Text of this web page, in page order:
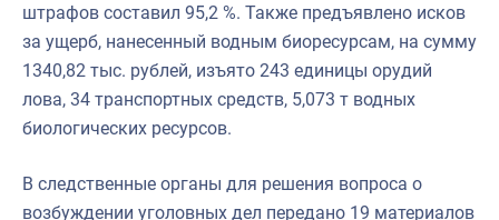
штрафов составил 95,2 %. Также предъявлено исков
за ущерб, нанесенный водным биоресурсам, на сумму
1340,82 тыс. рублей, изъято 243 единицы орудий
лова, 34 транспортных средств, 5,073 т водных
биологических ресурсов.
В следственные органы для решения вопроса о
возбуждении уголовных дел передано 19 материалов